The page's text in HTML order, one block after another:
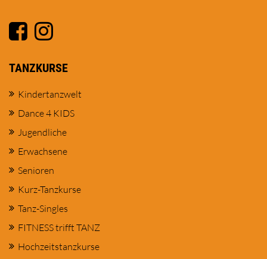
TANZKURSE
Kindertanzwelt
Dance 4 KIDS
Jugendliche
Erwachsene
Senioren
Kurz-Tanzkurse
Tanz-Singles
FITNESS trifft TANZ
Hochzeitstanzkurse